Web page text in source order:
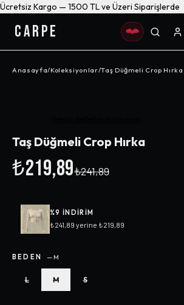
Ücretsiz Kargo — 1500 TL ve Üzeri Siparişlerde
CARPE
Anasayfa/Koleksiyonlar/Taş Düğmeli Crop Hırka
Taş Düğmeli Crop Hırka
₺219,89₺241,89
%9 INDIRIM
₺241,89 yerine ₺219,89
BEDEN — M
L M S